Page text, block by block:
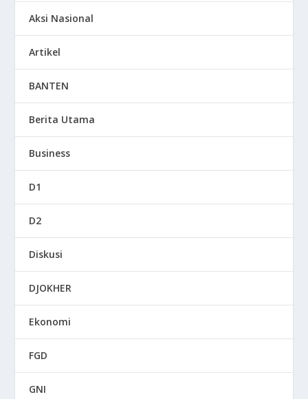
Aksi Nasional
Artikel
BANTEN
Berita Utama
Business
D1
D2
Diskusi
DJOKHER
Ekonomi
FGD
GNI